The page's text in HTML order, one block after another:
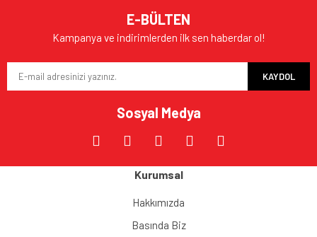
E-BÜLTEN
Kampanya ve indirimlerden ilk sen haberdar ol!
KAYDOL
Sosyal Medya
Kurumsal
Hakkımızda
Basında Biz